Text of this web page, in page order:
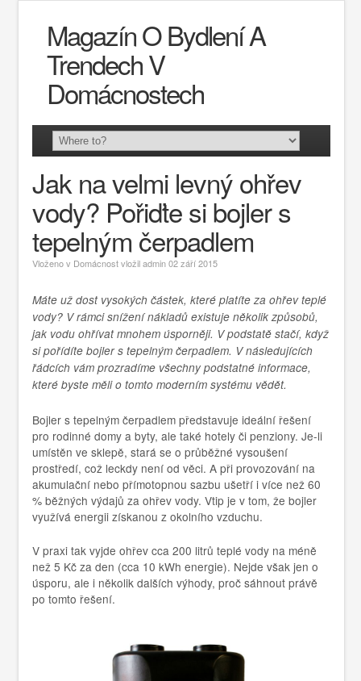
Magazín O Bydlení A
Trendech V
Domácnostech
Jak na velmi levný ohřev
vody? Pořiďte si bojler s
tepelným čerpadlem
Vloženo v Domácnost vložiladmin 02 září 2015
Máte už dost vysokých částek, které platíte za ohřev teplé
vody? V rámci snížení nákladů existuje několik způsobů,
jak vodu ohřívat mnohem úsporněji. V podstatě stačí, když
si pořídíte bojler s tepelným čerpadlem. V následujících
řádcích vám prozradíme všechny podstatné informace,
které byste měli o tomto moderním systému vědět.
Bojler s tepelným čerpadlem představuje ideální řešení
pro rodinné domy a byty, ale také hotely či penziony. Je-li
umístěn ve sklepě, stará se o průběžné vysoušení
prostředí, což leckdy není od věci. A při provozování na
akumulační nebo přímotopnou sazbu ušetří i více než 60
% běžných výdajů za ohřev vody. Vtip je v tom, že bojler
využívá energii získanou z okolního vzduchu.
V praxi tak vyjde ohřev cca 200 litrů teplé vody na méně
než 5 Kč za den (cca 10 kWh energie). Nejde však jen o
úsporu, ale i několik dalších výhody, proč sáhnout právě
po tomto řešení.